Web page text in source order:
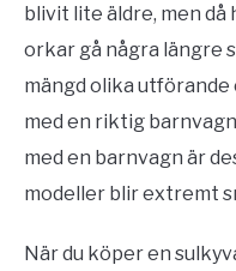
blivit lite äldre, men
orkar gå några längre
mängd olika utförande
med en riktig
med en barnvagn är
modeller blir extremt
När du köper en